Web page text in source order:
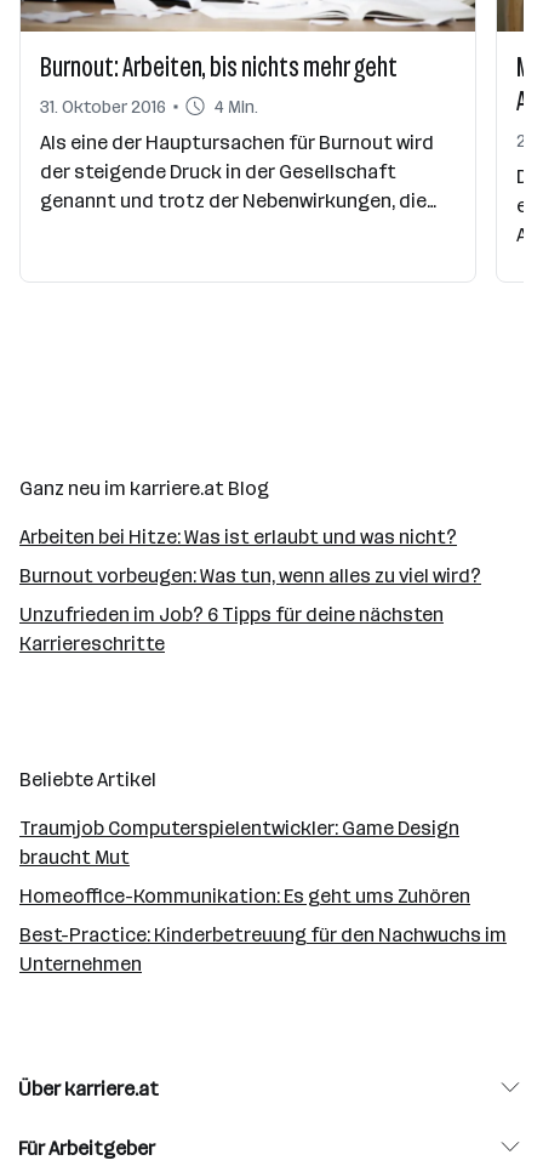
Burnout: Arbeiten, bis nichts mehr geht
31. Oktober 2016 4 Min.
Als eine der Hauptursachen für Burnout wird
der steigende Druck in der Gesellschaft
genannt und trotz der Nebenwirkungen, die
gut. Doch dann reicht oft ein kleiner Auslöser
Ganz neu im karriere.at Blog
Arbeiten bei Hitze: Was ist erlaubt und was nicht?
Burnout vorbeugen: Was tun, wenn alles zu viel wird?
Unzufrieden im Job? 6 Tipps für deine nächsten
Karriereschritte
Beliebte Artikel
Traumjob Computerspielentwickler: Game Design
braucht Mut
Homeoffice-Kommunikation: Es geht ums Zuhören
Best-Practice: Kinderbetreuung für den Nachwuchs im
Unternehmen
Über karriere.at
Für Arbeitgeber